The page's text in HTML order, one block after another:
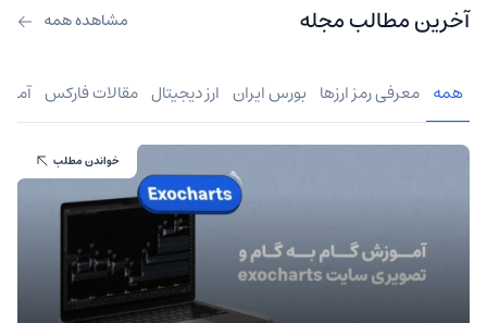
آخرین مطالب مجله مشاهده همه
همه معرفی رمز ارزها بورس ایران ارز دیجیتال مقالات فارکس
خواندن مطلب